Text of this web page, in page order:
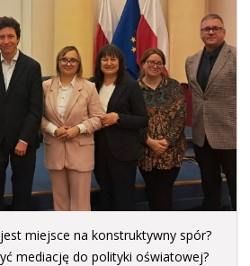
miejsce na konstruktywny spór?
mediację do polityki oświatowej?